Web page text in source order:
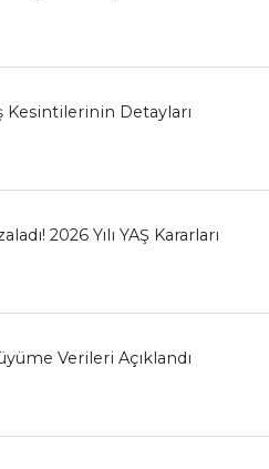
Kesintilerinin Detayları
2026 Yılı YAŞ Kararları
Verileri Açıklandı